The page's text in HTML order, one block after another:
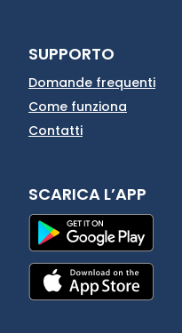
SUPPORTO
Domande frequenti
Come funziona
Contatti
SCARICA L’APP